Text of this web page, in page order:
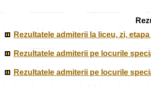
Rezultatele admiterii la liceu, zi, etapa
Rezultatele admiterii pe locurile
Rezultatele admiterii pe locurile